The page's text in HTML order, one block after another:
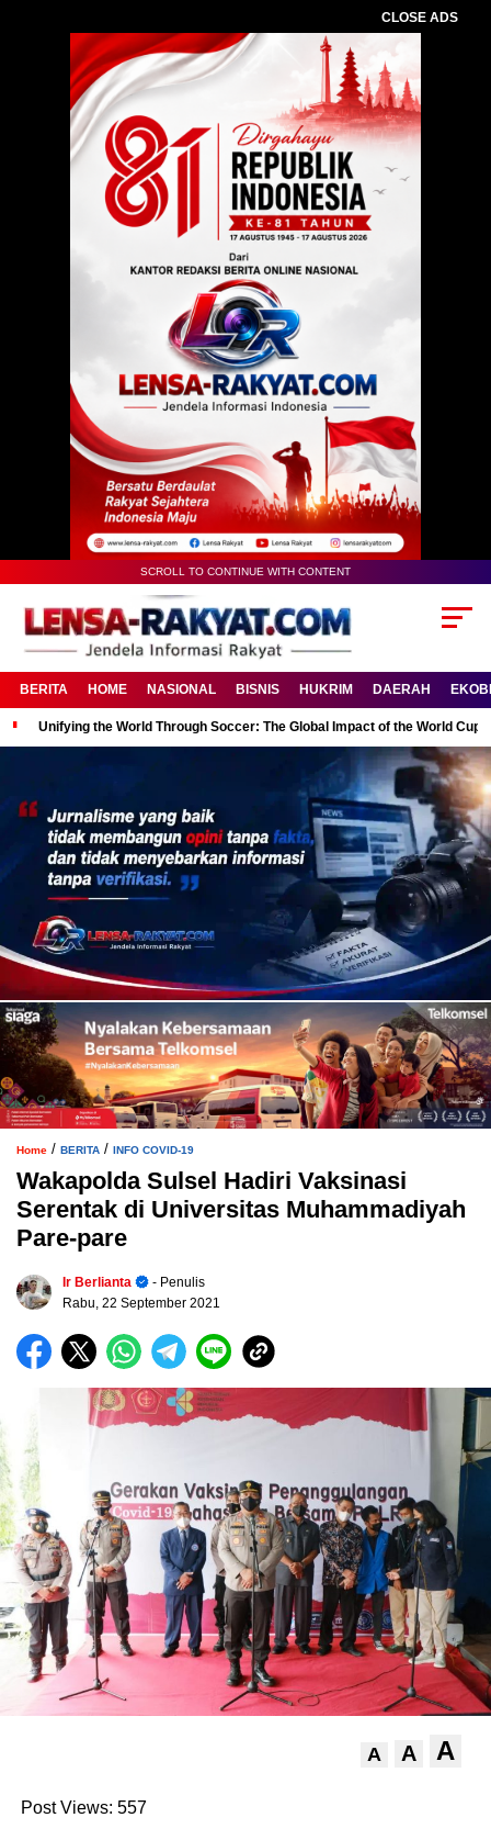
CLOSE ADS
SCROLL TO CONTINUE WITH CONTENT
BERITA HOME NASIONAL BISNIS HUKRIM DAERAH
Unifying the World Through Soccer: The Global Impact of the World Cup
Home / BERITA / INFO COVID-19
Wakapolda Sulsel Hadiri Vaksinasi
Serentak di Universitas Muhammadiyah
Pare-pare
Ir Berlianta
- Penulis
Rabu, 22 September 2021
A A A
Post Views: 557